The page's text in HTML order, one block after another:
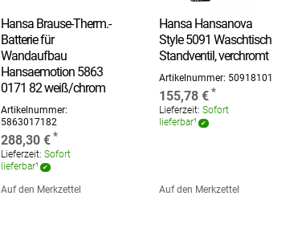
Hansa Brause-Therm.-
Batterie für
Wandaufbau
Hansaemotion 5863
0171 82 weiß/chrom
Artikelnummer:
5863017182
288,30 €
Lieferzeit: Sofort
lieferbar¹
Auf den Merkzettel
Hansa Hansanova
Style 5091 Waschtisch
Standventil, verchromt
Artikelnummer: 50918101
155,78 €
Lieferzeit: Sofort
lieferbar¹
Auf den Merkzettel